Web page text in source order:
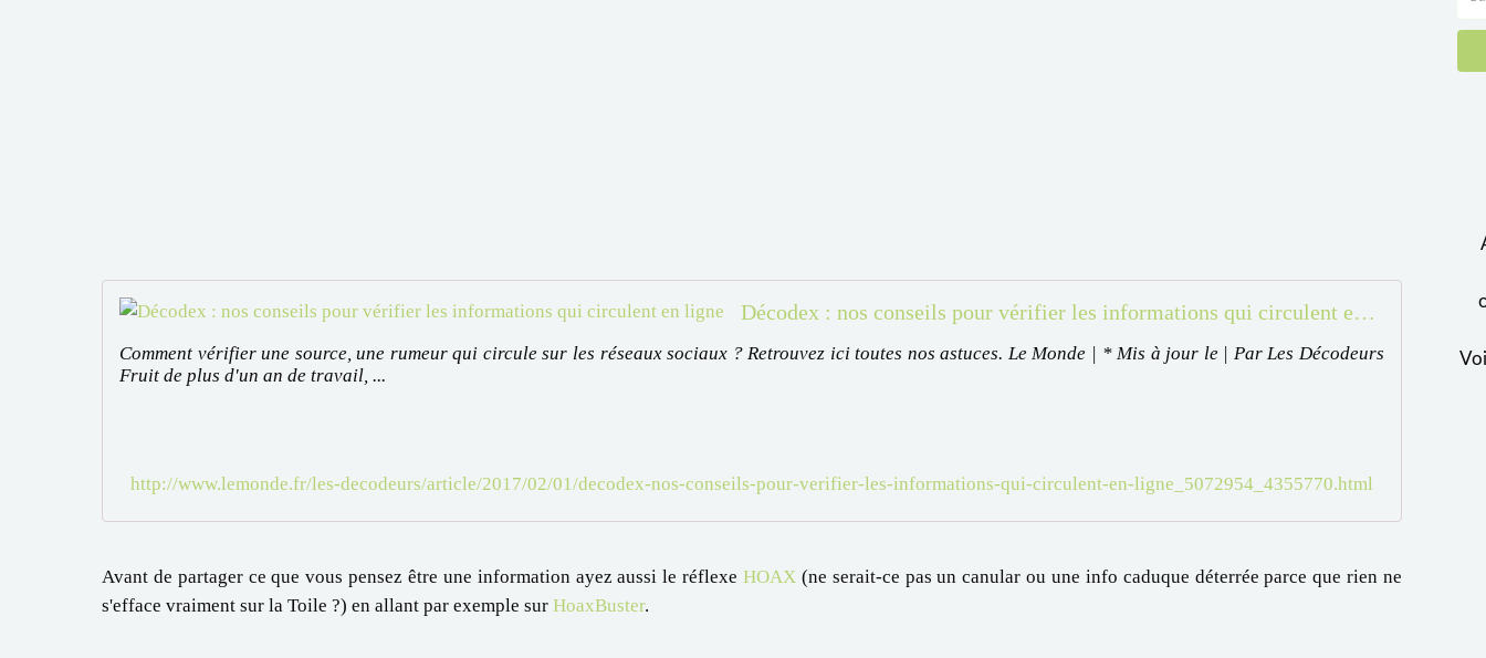
Décodex : nos conseils pour vérifier les informations qui circulent en ligne
Comment vérifier une source, une rumeur qui circule sur les réseaux sociaux ? Retrouvez ici toutes nos astuces. Le Monde | * Mis à jour le | Par Les Décodeurs
Fruit de plus d'un an de travail, ...
http://www.lemonde.fr/les-decodeurs/article/2017/02/01/decodex-nos-conseils-pour-verifier-les-informations-qui-circulent-en-ligne_5072954_4355770.html
Avant de partager ce que vous pensez être une information ayez aussi le réflexe HOAX (ne serait-ce pas un canular ou une info caduque déterrée parce que rien ne
s'efface vraiment sur la Toile ?) en allant par exemple sur HoaxBuster.